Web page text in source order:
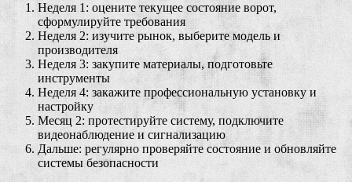
Неделя 1: оцените текущее состояние ворот,
сформулируйте требования
Неделя 2: изучите рынок, выберите модель и
производителя
Неделя 3: закупите материалы, подготовьте
инструменты
Неделя 4: закажите профессиональную установку и
настройку
Месяц 2: протестируйте систему, подключите
видеонаблюдение и сигнализацию
Дальше: регулярно проверяйте состояние и обновляйте
системы безопасности